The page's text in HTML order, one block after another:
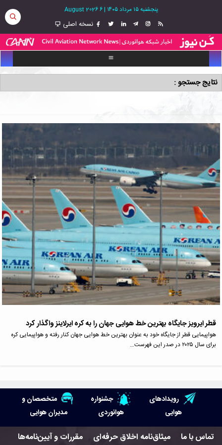
پنجشنبه ۱۵ مرداد ۱۴۰۵ |
6 August 2026
نسخه اصلی
نتایج جستجو :
قطر ایرویز جایگاه بهترین خط هوایی جهان را به کره ایرلاینز واگذار کرد
هواپیمایی قطر از جایگاه خود به عنوان بهترین خط هوایی جهان کنار رفته و هواپیمایی کره
برای سال ۲۰۲۵ در صدر این فهرست…
رویدادهای
هوایی
جشنواره
هوانوردی
متخصصان و
مدیران هوایی
تماس با ما میثاق‌نامه اخلاق حرفه‌ای مقررات و آیین‌نامه‌ها